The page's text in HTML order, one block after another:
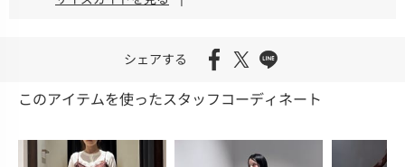
シェアする
このアイテムを使ったスタッフコーディネート